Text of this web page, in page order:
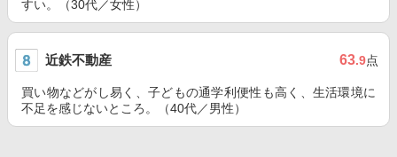
すい。（30代／女性）
近鉄不動産 63.9点
買い物などがし易く、子どもの通学利便性も高く、生活環境に
不足を感じないところ。（40代／男性）